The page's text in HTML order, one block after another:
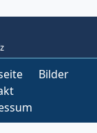
Bilder